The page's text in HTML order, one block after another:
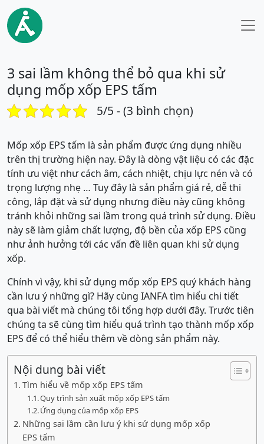
3 sai lầm không thể bỏ qua khi sử
dụng mốp xốp EPS tấm
5/5 - (3 bình chọn)
Mốp xốp EPS tấm là sản phẩm được ứng dụng nhiều
trên thị trường hiện nay. Đây là dòng vật liệu có các đặc
tính ưu việt như cách âm, cách nhiệt, chịu lực nén và có
trọng lượng nhẹ … Tuy đây là sản phẩm giá rẻ, dễ thi
công, lắp đặt và sử dụng nhưng điều này cũng không
tránh khỏi những sai lầm trong quá trình sử dụng. Điều
này sẽ làm giảm chất lượng, độ bền của xốp EPS cũng
như ảnh hưởng tới các vấn đề liên quan khi sử dụng
xốp.
Chính vì vậy, khi sử dụng mốp xốp EPS quý khách hàng
cần lưu ý những gì? Hãy cùng IANFA tìm hiểu chi tiết
qua bài viết mà chúng tôi tổng hợp dưới đây. Trước tiên
chúng ta sẽ cùng tìm hiểu quá trình tạo thành mốp xốp
EPS để có thể hiểu thêm về dòng sản phẩm này.
Nội dung bài viết
Tìm hiểu về mốp xốp EPS tấm
Quy trình sản xuất mốp xốp EPS tấm
Ứng dụng của mốp xốp EPS
Những sai lầm cần lưu ý khi sử dụng mốp xốp
EPS tấm